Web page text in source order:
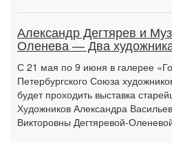
Александр Дегтярев и
Оленева — Два
С 21 мая по 9 июня в галерее
Петербургского Союза
будет проходить выставка
Художников Александра
Викторовны Дегтяревой-